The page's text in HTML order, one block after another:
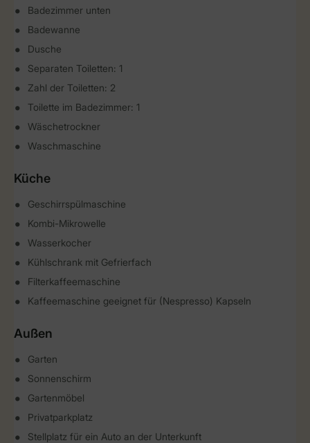
Badezimmer unten
Badewanne
Dusche
Separaten Toiletten: 1
Zahl der Toiletten: 2
Toilette im Badezimmer: 1
Wäschetrockner
Waschmaschine
Küche
Geschirrspülmaschine
Kombi-Mikrowelle
Wasserkocher
Kühlschrank mit Gefrierfach
Filterkaffeemaschine
Kaffeemaschine geeignet für (Nespresso) Kapseln
Außen
Garten
Sonnenschirm
Gartenmöbel
Privatparkplatz
Stellplatz für ein Auto an der Unterkunft